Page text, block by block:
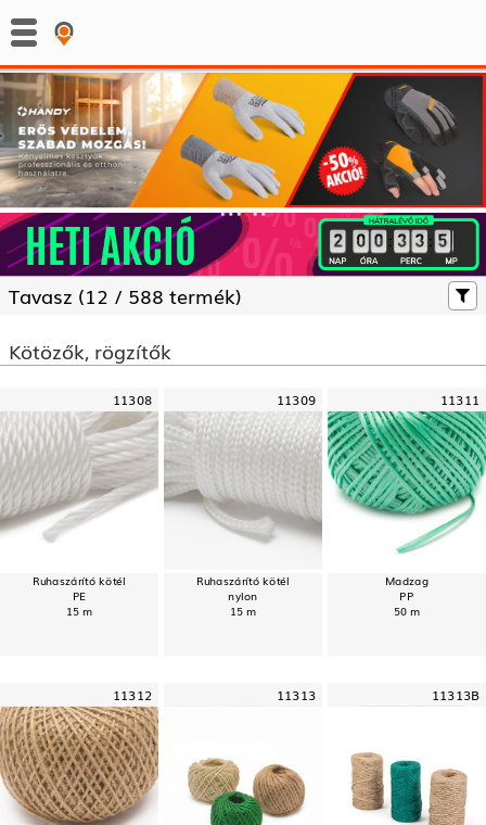
: :
Tavasz (12 / 588 termék)
Kötözők, rögzítők
11308
Ruhaszárító kötél
PE
15 m
11309
Ruhaszárító kötél
nylon
15 m
11311
Madzag
PP
50 m
11312 11313 11313B